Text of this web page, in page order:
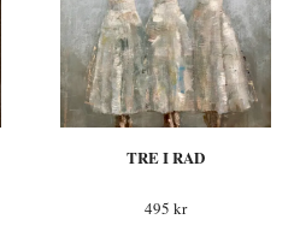
TRE I RAD
495 kr